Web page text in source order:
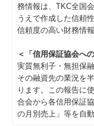
務情報は、TKC全国
うえで作成した信頼
信頼度の高い財務情
＜「信用保証協会へ
実質無利子・無担保
その融資先の業況を
ります。この報告に
合会から各信用保証
の月別売上」等を自